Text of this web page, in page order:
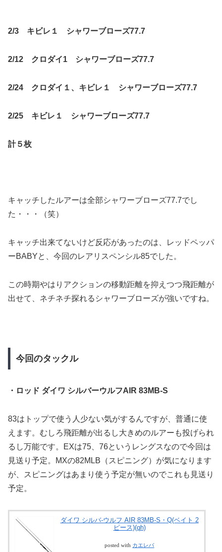
2/3 キビレ１ シャワーブローズ77.7
2/12 クロダイ1 シャワーブローズ77.7
2/24 クロダイ１、キビレ１ シャワーブローズ77.7
2/25 キビレ１ シャワーブローズ77.7
計５枚
キャッチしたルアーは全部シャワーブローズ77.7でし
た・・・（笑）
キャッチ出来てないけど反応があったのは、レッドペッパ
ーBABYと、今回のレアリスペンシル85でした。
この時期やはりアクションの移動距離を抑えつつ飛距離が
出せて、ネチネチ探れるシャワーブローズが強いですね。
今回のタックル
・ロッド ダイワ シルバーウルフAIR 83MB-S
83はトップで使う人少ない気がするんですが、普通に使
えます。むしろ飛距離が出るし大きめのルアーも投げられ
るし万能です。EXは75、76というレングスなので今回は
見送り予定。MXの82MLB（スピニング）が気になります
が、スピニングはあまり使う予定が無いのでこれも見送り
予定。
ダイワ シルバ-ウルフ AIR 83MB-S・Q(ベイト 2
ピース)(qh)
posted with カエレバ